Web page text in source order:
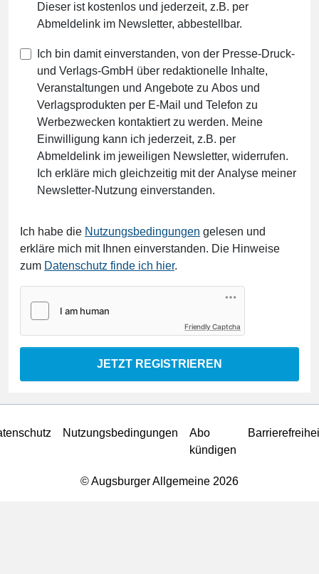
Dieser ist kostenlos und jederzeit, z.B. per
Abmeldelink im Newsletter, abbestellbar.
Ich bin damit einverstanden, von der Presse-Druck-
und Verlags-GmbH über redaktionelle Inhalte,
Veranstaltungen und Angebote zu Abos und
Verlagsprodukten per E-Mail und Telefon zu
Werbezwecken kontaktiert zu werden. Meine
Einwilligung kann ich jederzeit, z.B. per
Abmeldelink im jeweiligen Newsletter, widerrufen.
Ich erkläre mich gleichzeitig mit der Analyse meiner
Newsletter-Nutzung einverstanden.
Ich habe die Nutzungsbedingungen gelesen und
erkläre mich mit Ihnen einverstanden. Die Hinweise
zum Datenschutz finde ich hier.
Friendly Captcha
JETZT REGISTRIEREN
Nutzungsbedingungen
Abo
kündigen
© Augsburger Allgemeine 2026